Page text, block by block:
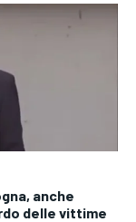
anche
delle vittime